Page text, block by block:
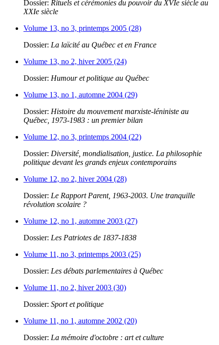
Dossier: Rituels et cérémonies du pouvoir du XVIe siècle au
XXIe siècle
Volume 13, no 3, printemps 2005 (28)
Dossier: La laïcité au Québec et en France
Volume 13, no 2, hiver 2005 (24)
Dossier: Humour et politique au Québec
Volume 13, no 1, automne 2004 (29)
Dossier: Histoire du mouvement marxiste-léniniste au
Québec, 1973-1983 : un premier bilan
Volume 12, no 3, printemps 2004 (22)
Dossier: Diversité, mondialisation, justice. La philosophie
politique devant les grands enjeux contemporains
Volume 12, no 2, hiver 2004 (28)
Dossier: Le Rapport Parent, 1963-2003. Une tranquille
révolution scolaire ?
Volume 12, no 1, automne 2003 (27)
Dossier: Les Patriotes de 1837-1838
Volume 11, no 3, printemps 2003 (25)
Dossier: Les débats parlementaires à Québec
Volume 11, no 2, hiver 2003 (30)
Dossier: Sport et politique
Volume 11, no 1, automne 2002 (20)
Dossier: La mémoire d'octobre : art et culture